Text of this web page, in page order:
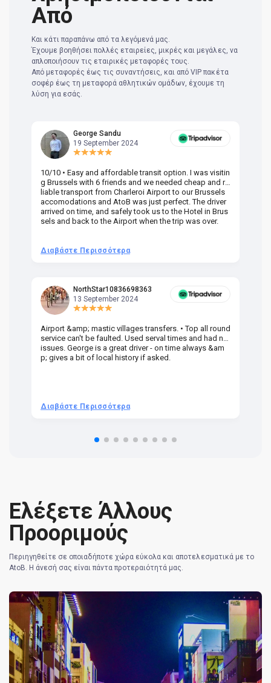
Από
Και κάτι παραπάνω από τα λεγόμενά μας.
Έχουμε βοηθήσει πολλές εταιρείες, μικρές και μεγάλες, να
απλοποιήσουν τις εταιρικές μεταφορές τους.
Από μεταφορές έως τις συναντήσεις, και από VIP πακέτα
σοφέρ έως τη μεταφορά αθλητικών ομάδων, έχουμε τη
λύση για εσάς.
George Sandu
19 September 2024
10/10 • Easy and affordable transit option. I was visitin
g Brussels with 6 friends and we needed cheap and re
liable transport from Charleroi Airport to our Brussels
accomodations and AtoB was just perfect. The driver
arrived on time, and safely took us to the Hotel in Brus
sels and back to the Airport when the trip was over.
Διαβάστε Περισσότερα
NorthStar10836698363
13 September 2024
Airport &amp; mastic villages transfers. • Top all round
service can't be faulted. Used serval times and had no
issues. George is a great driver - on time always &am
p; gives a bit of local history if asked.
Διαβάστε Περισσότερα
Ελέξετε Άλλους
Προοριμούς
Περιηγηθείτε σε οποιαδήποτε χώρα εύκολα και αποτελεσματικά με το
AtoB. Η άνεσή σας είναι πάντα προτεραιότητά μας.